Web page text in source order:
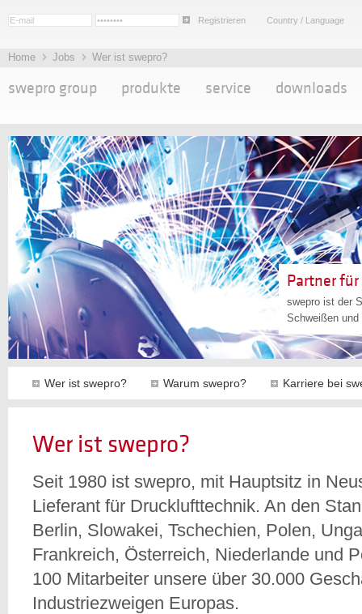
Registrieren Country / Language
Home Jobs Wer ist swepro?
swepro group produkte service downloads
Partner
swepro ist der
Schweißen
Wer ist swepro? Warum swepro? Karriere bei
Wer ist swepro?
Seit 1980 ist swepro, mit Hauptsitz in
Lieferant für Drucklufttechnik. An den
Berlin, Slowakei, Tschechien, Polen,
Frankreich, Österreich, Niederlande und
100 Mitarbeiter unsere über 30.000
Industriezweigen Europas.